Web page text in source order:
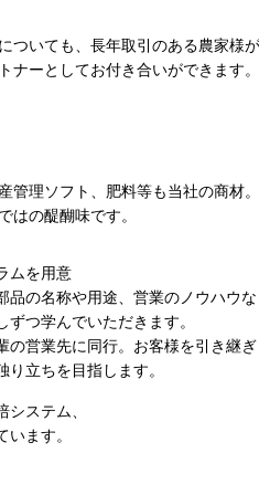
ついても、長年取引のある農家様が
ーとしてお付き合いができます。
理ソフト、肥料等も当社の商材。
はの醍醐味です。
ムを用意
品の名称や用途、営業のノウハウな
つ学んでいただきます。
の営業先に同行。お客様を引き継ぎ
立ちを目指します。
ステム、
ます。